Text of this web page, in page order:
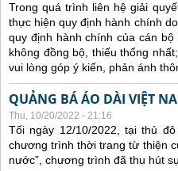
Trong quá trình liên hệ giải
thực hiện quy định hành chính
quy định hành chính của cán
không đồng bộ, thiếu thống
vui lòng góp ý kiến, phản ánh
QUẢNG BÁ ÁO DÀI VIỆT
Thu, 10/20/2022 - 21:16
Tối ngày 12/10/2022, tại thủ
chương trình thời trang từ thiện
nước”, chương trình đã thu hút